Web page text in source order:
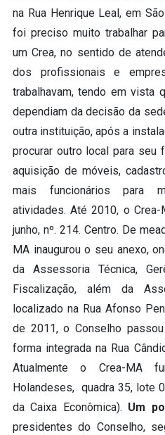
na Rua Henrique Leal, em
foi preciso muito trabalhar
um Crea, no sentido de
dos profissionais e
trabalhavam, tendo em vista
dependiam da decisão da
outra instituição, após a
procurar outro local para seu
aquisição de móveis,
mais funcionários para
atividades. Até 2010, o
junho, nº. 214. Centro. De
MA inaugurou o seu anexo,
da Assessoria Técnica,
Fiscalização, além da
localizado na Rua Afonso
de 2011, o Conselho
forma integrada na Rua
Atualmente o Crea-MA
Holandeses, quadra 35, lote
da Caixa Econômica). Um
presidentes do Conselho,